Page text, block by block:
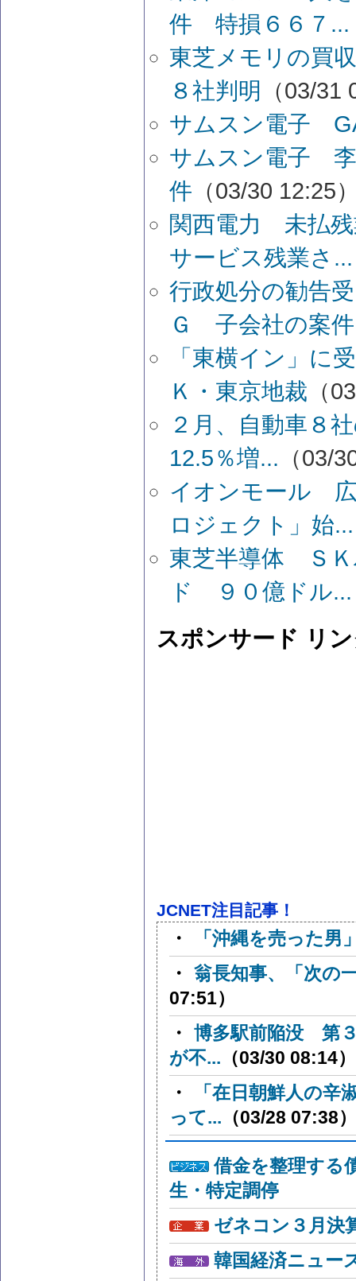
件 特損６６７...
東芝メモリの買
８社判明
（03/31
サムスン電子
サムスン電子 李
件 （03/30 12:25
関西電力 未払
サービス残業さ...
行政処分の勧告
Ｇ 子会社の案
「東横イン」に
Ｋ・東京地裁 （
２月、自動車８
12.5％増... （03/
イオンモール 広
ロジェクト」始...
東芝半導体 ＳＫ
ド ９０億ドル...
スポンサード リ
JCNET注目記事！
・
「沖縄を売った男
・ 翁長知事、「次
07:51）
・ 博多駅前陥没 第
が不... （03/30 08:14）
・
「在日朝鮮人の
って... （03/28 07:38）
借金を整理する
生・特定調停
ゼネコン３月決
韓国経済ニュー